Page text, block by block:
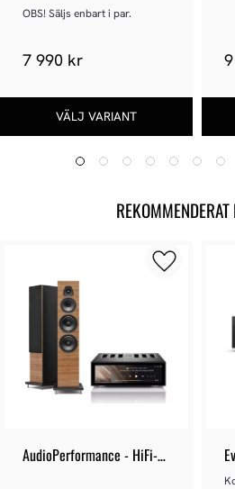
OBS! Säljs enbart i par.
7 990 kr
AudioPerformance - HiFi-